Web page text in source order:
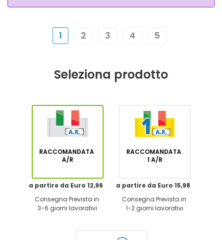
1 2 3 4 5
Seleziona prodotto
RACCOMANDATA
A/R
a partire da Euro 12,96
Consegna Prevista in
3-6 giorni lavorativi
RACCOMANDATA
1 A/R
a partire da Euro 15,98
Consegna Prevista in
1-2 giorni lavorativi